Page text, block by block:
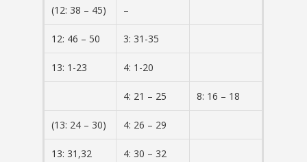
(12: 38 – 45) –
12: 46 – 50 3: 31-35
13: 1-23 4: 1-20
4: 21 – 25 8: 16 – 18
(13: 24 – 30) 4: 26 – 29
13: 31,32 4: 30 – 32